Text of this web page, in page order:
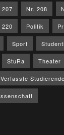
207 Nr. 208
220 Politik
Sport
StuRa Theater
Verfasste